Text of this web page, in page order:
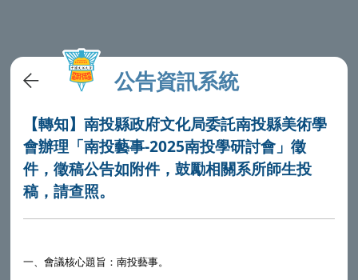
公告資訊系統
【轉知】南投縣政府文化局委託南投縣美術學
會辦理「南投藝事-2025南投學研討會」徵
件，徵稿公告如附件，鼓勵相關系所師生投
稿，請查照。
一、會議核心題旨：南投藝事。